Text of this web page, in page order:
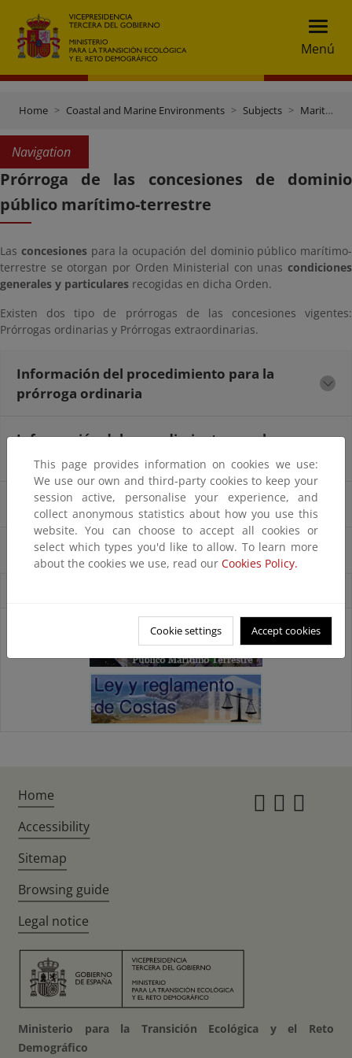
Menú
Home Coastal and Marine Environments Subjects Maritime-terrestrial public domain procedures and management
Navigation
Prórroga de las concesiones de dominio
público marítimo-terrestre
Las concesionespara la ocupación del dominio público marítimo-
terrestre se otorgan por Orden Ministerial con unas condiciones
generales y particulares recogidas en dicha Orden.
Existen dos tipo de prórrogas de las concesiones vigentes:
Prórrogas ordinarias y Prórrogas extraordinarias.
Información del procedimiento para la
prórroga ordinaria
Información del procedimiento para la
prórroga extraordinaria
Principal normativa aplicable
Modelos de solicitud
This page provides information on cookies we use:
We use our own and third-party cookies to keep your
session active, personalise your experience, and
collect anonymous statistics about how you use this
website. You can choose to accept all cookies or
select which types you'd like to allow. To learn more
about the cookies we use, read our Cookies Policy.
Cookie settings Accept cookies
Home
Accessibility
Sitemap
Browsing guide
Legal notice
Ministerio para la Transición Ecológica y el Reto
Demográfico